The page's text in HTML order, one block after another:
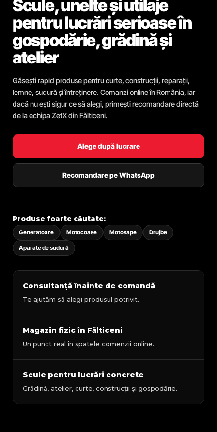
Scule, unelte și utilaje
pentru lucrări serioase în
gospodărie, grădină și
atelier
Găsești rapid produse pentru curte, construcții, reparații,
lemne, sudură și întreținere. Comanzi online în România, iar
dacă nu ești sigur ce să alegi, primești recomandare directă
de la echipa ZetX din Fălticeni.
Alege după lucrare
Recomandare pe WhatsApp
Produse foarte căutate:
Generatoare Motocoase Motosape Drujbe
Aparate de sudură
Consultanță înainte de comandă
Te ajutăm să alegi produsul potrivit.
Magazin fizic în Fălticeni
Un punct real în spatele comenzii online.
Scule pentru lucrări concrete
Grădină, atelier, curte, construcții și gospodărie.